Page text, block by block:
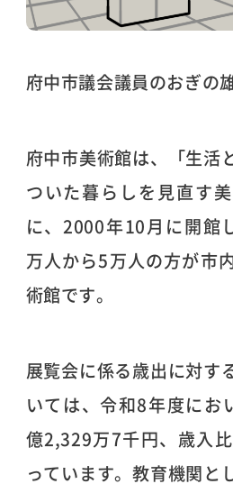
府中市議会議員のおぎの
府中市美術館は、「生活
ついた暮らしを見直す
に、2000年10月に開館
万人から5万人の方が市
術館です。
展覧会に係る歳出に対す
いては、令和8年度にお
億2,329万7千円、歳入
っています。教育機関と